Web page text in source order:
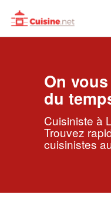
On
du
Cuisiniste à
Trouvez
cuisinistes